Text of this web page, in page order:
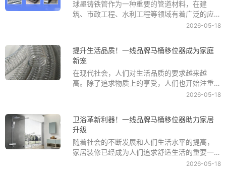
查看榜单
网游运营商一线品牌排行榜 查看榜单
网站一线品牌排行榜 查看榜单
网络游戏一线品牌排行榜
查看榜单
球墨铸铁管作为一种重要的管道材料，在建
筑、市政工程、水利工程等领域有着广泛的应
用。随着社会经济的不断发展和技术的不断进
增强。
2026-05-18
提升生活品质！一线品牌马桶移位器成为家庭
新宠
在现代社会，人们对生活品质的要求越来越
高。除了追求物质上的享受，人们也开始注重
生活中的细节和舒适性。而在家庭生活中，卫
来，随着科技的发展和人们对生活品质的追
求，一种新型的家庭用品——一线品牌马桶移
位器逐渐成为家庭的新宠，为家庭带来了更加
便利和舒适的生活体验。
2026-05-18
卫浴革新利器！一线品牌马桶移位器助力家居
升级
随着社会的不断发展和人们生活水平的提高，
家居装修已经成为人们追求舒适生活的重要一
环。在家居装修中，卫浴间是一个不可忽视的
2026-05-18